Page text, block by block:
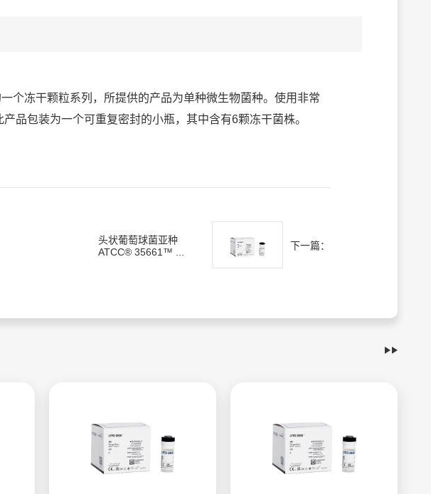
个冻干颗粒系列，所提供的产品为单种微生物菌种。使用非常
品包装为一个可重复密封的小瓶，其中含有6颗冻干菌株。
头状葡萄球菌亚种
ATCC® 35661™ ...
下一篇：